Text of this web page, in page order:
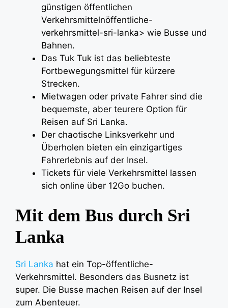
günstigen öffentlichen
Verkehrsmittelnöffentliche-
verkehrsmittel-sri-lanka> wie Busse und
Bahnen.
Das Tuk Tuk ist das beliebteste
Fortbewegungsmittel für kürzere
Strecken.
Mietwagen oder private Fahrer sind die
bequemste, aber teurere Option für
Reisen auf Sri Lanka.
Der chaotische Linksverkehr und
Überholen bieten ein einzigartiges
Fahrerlebnis auf der Insel.
Tickets für viele Verkehrsmittel lassen
sich online über 12Go buchen.
Mit dem Bus durch Sri
Lanka
Sri Lanka hat ein Top-öffentliche-
Verkehrsmittel. Besonders das Busnetz ist
super. Die Busse machen Reisen auf der Insel
zum Abenteuer.